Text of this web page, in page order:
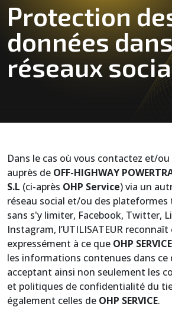
Protection
données
réseaux
Dans le cas où vous contactez et/ou
auprès de OFF-HIGHWAY
S.L (ci-après OHP Service) via un
réseau social et/ou des plateformes
sans s'y limiter, Facebook, Twitter,
Instagram, l’UTILISATEUR
expressément à ce que OHP SERVICE
les informations contenues dans ce
acceptant ainsi non seulement les
et politiques de confidentialité du
également celles de OHP SERVICE.